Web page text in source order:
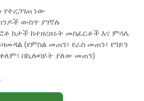
ነው
ውስጥ ያገኛሉ
ከታች ከተዘረዘሩት መስፈርቶች እና ምሳሌ
(የምስል መጠን፣ የራስ መጠን፣ የዓይን
በኪሎባይት ያለው መጠን)